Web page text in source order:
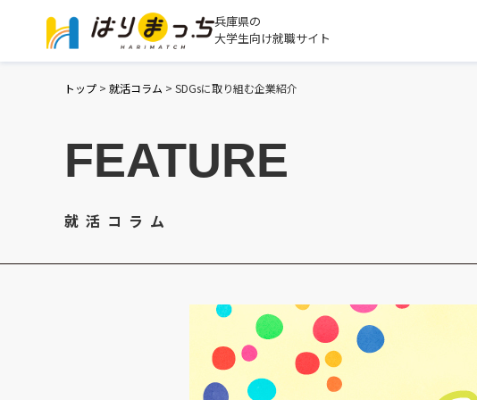
兵庫県の
大学生向け就職サイト
トップ > 就活コラム > SDGsに取り組む企業紹介
FEATURE
就活コラム